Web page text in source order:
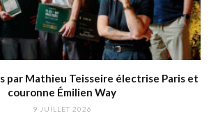
par Mathieu Teisseire électrise Paris et
couronne Émilien Way
9 JUILLET 2026